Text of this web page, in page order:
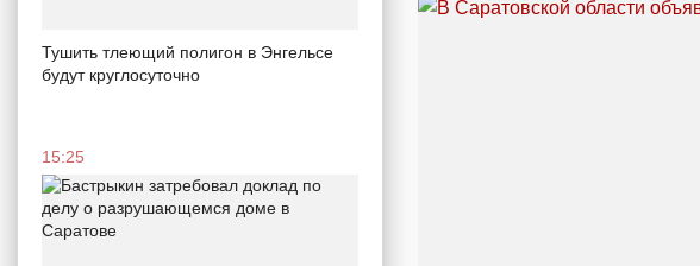
Тушить тлеющий полигон в Энгельсе
будут круглосуточно
15:25